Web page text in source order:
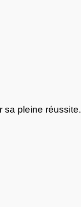
sa pleine réussite.